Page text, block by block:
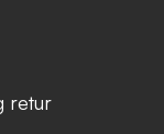
retur